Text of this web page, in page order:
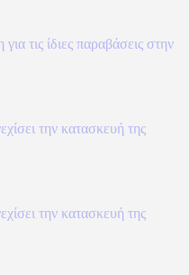
τις ίδιες παραβάσεις στην
την κατασκευή της
την κατασκευή της